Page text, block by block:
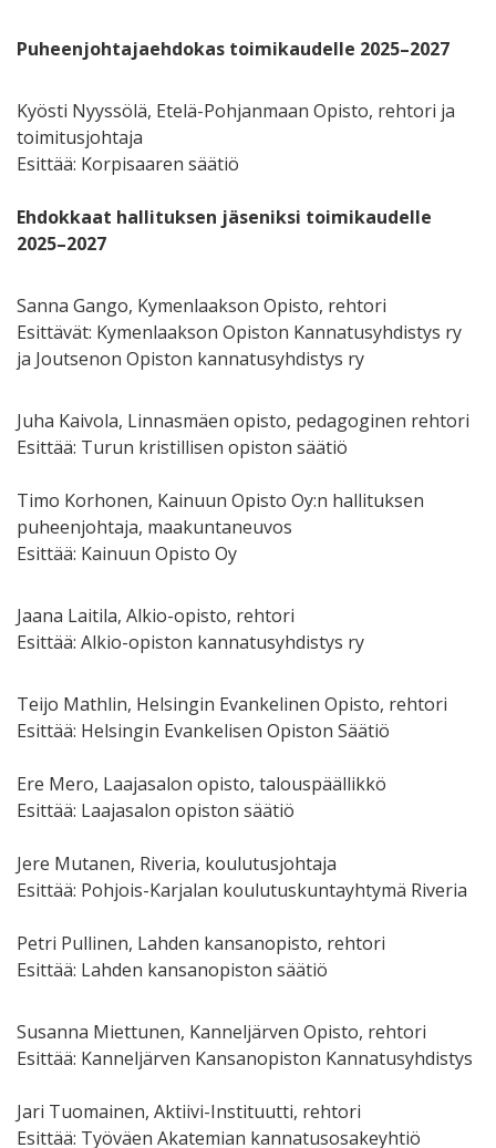
Puheenjohtajaehdokas toimikaudelle 2025–2027
Kyösti Nyyssölä, Etelä-Pohjanmaan Opisto, rehtori ja
toimitusjohtaja
Esittää: Korpisaaren säätiö
Ehdokkaat hallituksen jäseniksi toimikaudelle
2025–2027
Sanna Gango, Kymenlaakson Opisto, rehtori
Esittävät: Kymenlaakson Opiston Kannatusyhdistys ry
ja Joutsenon Opiston kannatusyhdistys ry
Juha Kaivola, Linnasmäen opisto, pedagoginen rehtori
Esittää: Turun kristillisen opiston säätiö
Timo Korhonen, Kainuun Opisto Oy:n hallituksen
puheenjohtaja, maakuntaneuvos
Esittää: Kainuun Opisto Oy
Jaana Laitila, Alkio-opisto, rehtori
Esittää: Alkio-opiston kannatusyhdistys ry
Teijo Mathlin, Helsingin Evankelinen Opisto, rehtori
Esittää: Helsingin Evankelisen Opiston Säätiö
Ere Mero, Laajasalon opisto, talouspäällikkö
Esittää: Laajasalon opiston säätiö
Jere Mutanen, Riveria, koulutusjohtaja
Esittää: Pohjois-Karjalan koulutuskuntayhtymä Riveria
Petri Pullinen, Lahden kansanopisto, rehtori
Esittää: Lahden kansanopiston säätiö
Susanna Miettunen, Kanneljärven Opisto, rehtori
Esittää: Kanneljärven Kansanopiston Kannatusyhdistys
Jari Tuomainen, Aktiivi-Instituutti, rehtori
Esittää: Työväen Akatemian kannatusosakeyhtiö